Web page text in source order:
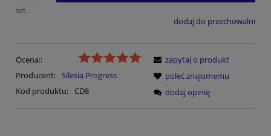
szt.
dodaj do przechowalni
Ocena::
Producent: Silesia Progress
Kod produktu:
CD8
zapytaj o produkt
poleć znajomemu
dodaj opinię